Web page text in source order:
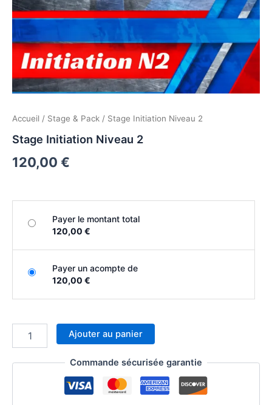
Accueil / Stage & Pack / Stage Initiation Niveau 2
Stage Initiation Niveau 2
120,00 €
Payer le montant total
120,00 €
Payer un acompte de
120,00 €
Ajouter au panier
Commande sécurisée garantie